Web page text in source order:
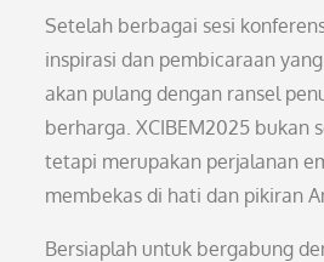
Setelah berbagai sesi
inspirasi dan pembicaraan
akan pulang dengan ransel
berharga. XCIBEM2025 bukan
tetapi merupakan perjalanan
membekas di hati dan pikiran
Bersiaplah untuk bergabung